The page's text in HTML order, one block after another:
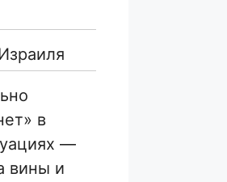
в
—
вины и